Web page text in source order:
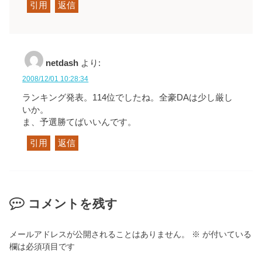
引用 返信
netdash より:
2008/12/01 10:28:34
ランキング発表。114位でしたね。全豪DAは少し厳し
いか。
ま、予選勝てばいいんです。
引用 返信
コメントを残す
メールアドレスが公開されることはありません。 ※ が付いている
欄は必須項目です